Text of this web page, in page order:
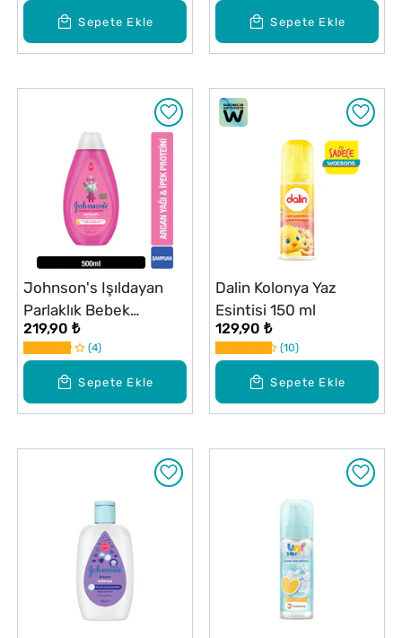
Sepete Ekle Sepete Ekle
Sepete Ekle
Johnson's Işıldayan
Parlaklık Bebek
Şampuanı 500 ml
219,90 ₺
4
Sepete Ekle
Dalin Kolonya Yaz
Esintisi 150 ml
129,90 ₺
10